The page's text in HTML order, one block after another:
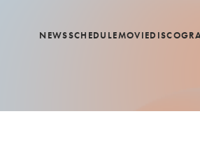
NEWSSCHEDULEMOVIE